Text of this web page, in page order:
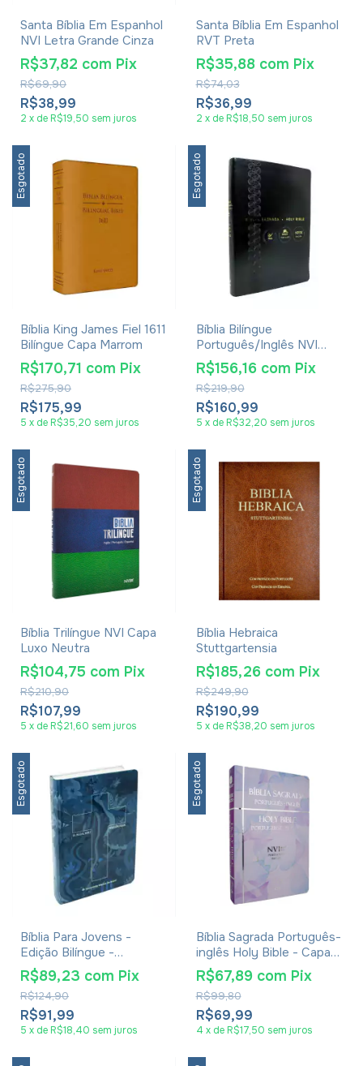
Santa Bíblia Em Espanhol
NVI Letra Grande Cinza
R$38,99
R$69,90
R$37,82 com Pix
2 x de R$19,50 sem juros
Santa Bíblia Em Espanhol
RVT Preta
R$36,99
R$74,03
R$35,88 com Pix
2 x de R$18,50 sem juros
Esgotado
Bíblia King James Fiel 1611
Bilíngue Capa Marrom
R$175,99
R$275,90
R$170,71 com Pix
5 x de R$35,20 sem juros
Esgotado
Bíblia Bilíngue
Português/Inglês NVI
Luxo Preta
R$160,99
R$219,90
R$156,16 com Pix
5 x de R$32,20 sem juros
Esgotado
Bíblia Trilíngue NVI Capa
Luxo Neutra
R$107,99
R$210,90
R$104,75 com Pix
5 x de R$21,60 sem juros
Esgotado
Bíblia Hebraica
Stuttgartensia
R$190,99
R$249,90
R$185,26 com Pix
5 x de R$38,20 sem juros
Esgotado
Bíblia Para Jovens -
Edição Bilíngue -
Português/Inglês - NTLH
/ GNT - Capa Dura Azul
R$91,99
R$124,90
R$89,23 com Pix
5 x de R$18,40 sem juros
Esgotado
Bíblia Sagrada Português-
inglês Holy Bible - Capa
Lilás
R$69,99
R$99,80
R$67,89 com Pix
4 x de R$17,50 sem juros